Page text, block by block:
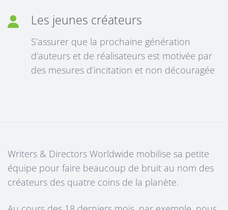
Les jeunes créateurs
S’assurer que la prochaine génération
d’auteurs et de réalisateurs est motivée par
des mesures d’incitation et non découragée
Writers & Directors Worldwide mobilise sa petite
équipe pour faire beaucoup de bruit au nom des
créateurs des quatre coins de la planète.